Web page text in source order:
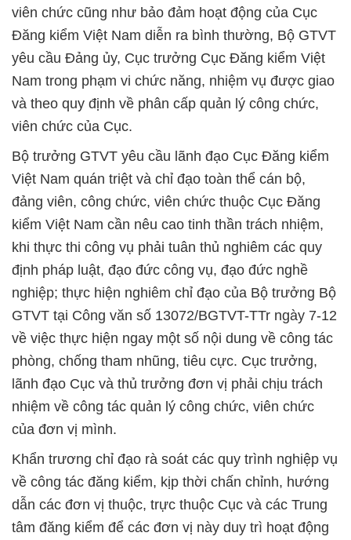
viên chức cũng như bảo đảm hoạt động của Cục
Đăng kiểm Việt Nam diễn ra bình thường, Bộ GTVT
yêu cầu Đảng ủy, Cục trưởng Cục Đăng kiểm Việt
Nam trong phạm vi chức năng, nhiệm vụ được giao
và theo quy định về phân cấp quản lý công chức,
viên chức của Cục.
Bộ trưởng GTVT yêu cầu lãnh đạo Cục Đăng kiểm
Việt Nam quán triệt và chỉ đạo toàn thể cán bộ,
đảng viên, công chức, viên chức thuộc Cục Đăng
kiểm Việt Nam cần nêu cao tinh thần trách nhiệm,
khi thực thi công vụ phải tuân thủ nghiêm các quy
định pháp luật, đạo đức công vụ, đạo đức nghề
nghiệp; thực hiện nghiêm chỉ đạo của Bộ trưởng Bộ
GTVT tại Công văn số 13072/BGTVT-TTr ngày 7-12
về việc thực hiện ngay một số nội dung về công tác
phòng, chống tham nhũng, tiêu cực. Cục trưởng,
lãnh đạo Cục và thủ trưởng đơn vị phải chịu trách
nhiệm về công tác quản lý công chức, viên chức
của đơn vị mình.
Khẩn trương chỉ đạo rà soát các quy trình nghiệp vụ
về công tác đăng kiểm, kịp thời chấn chỉnh, hướng
dẫn các đơn vị thuộc, trực thuộc Cục và các Trung
tâm đăng kiểm để các đơn vị này duy trì hoạt động